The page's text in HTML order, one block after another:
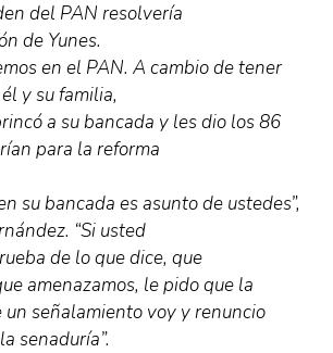
del PAN resolvería
de Yunes.
en el PAN. A cambio de tener
y su familia,
a su bancada y les dio los 86
para la reforma
su bancada es asunto de ustedes”,
“Si usted
de lo que dice, que
amenazamos, le pido que la
señalamiento voy y renuncio
senaduría”.